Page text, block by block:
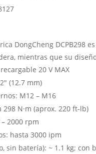
DongCheng DCPB298
mientras que su
20 V MAX
(12.7 mm)
M12 – M16
N·m (aprox. 220 ft-lb)
2000 rpm
hasta 3000 ipm
sin batería): ~ 1.1 kg;